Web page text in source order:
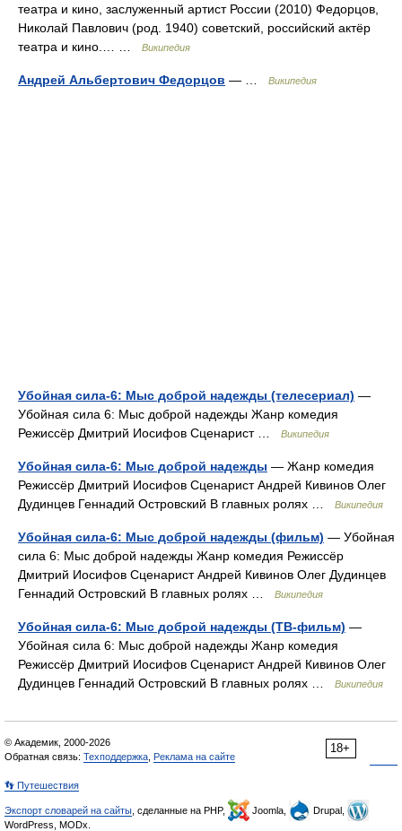
театра и кино, заслуженный артист России (2010) Федорцов,
Николай Павлович (род. 1940) советский, российский актёр
театра и кино.… …
Википедия
Андрей Альбертович Федорцов — … Википедия
Убойная сила-6: Мыс доброй надежды (телесериал) —
Убойная сила 6: Мыс доброй надежды Жанр комедия
Режиссёр Дмитрий Иосифов Сценарист …
Википедия
Убойная сила-6: Мыс доброй надежды — Жанр комедия
Режиссёр Дмитрий Иосифов Сценарист Андрей Кивинов Олег
Дудинцев Геннадий Островский В главных ролях …
Википедия
Убойная сила-6: Мыс доброй надежды (фильм) — Убойная
сила 6: Мыс доброй надежды Жанр комедия Режиссёр
Дмитрий Иосифов Сценарист Андрей Кивинов Олег Дудинцев
Геннадий Островский В главных ролях …
Википедия
Убойная сила-6: Мыс доброй надежды (ТВ-фильм) —
Убойная сила 6: Мыс доброй надежды Жанр комедия
Режиссёр Дмитрий Иосифов Сценарист Андрей Кивинов Олег
Дудинцев Геннадий Островский В главных ролях …
Википедия
18+
© Академик, 2000-2026
Обратная связь: Техподдержка Реклама на сайте
👣 Путешествия
Экспорт словарей на сайты , сделанные на PHP, Joomla,
Drupal,
WordPress, MODx.